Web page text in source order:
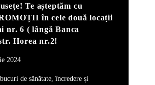
Te așteptăm cu
în cele două locații
nr. 6 ( lângă Banca
Horea nr.2!
2024
de sănătate, încredere și